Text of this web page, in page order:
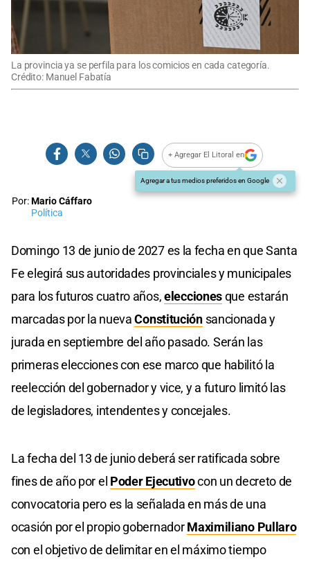
La provincia ya se perfila para los comicios en cada categoría.
Crédito: Manuel Fabatía
+ Agregar El Litoral en
Agregar a tus medios preferidos en Google
Por:Mario Cáffaro
Política
Domingo 13 de junio de 2027 es la fecha en que Santa
Fe elegirá sus autoridades provinciales y municipales
para los futuros cuatro años,eleccionesque estarán
marcadas por la nuevaConstituciónsancionada y
jurada en septiembre del año pasado. Serán las
primeras elecciones con ese marco que habilitó la
reelección del gobernador y vice, y a futuro limitó las
de legisladores, intendentes y concejales.
La fecha del 13 de junio deberá ser ratificada sobre
fines de año por el Poder Ejecutivocon un decreto de
convocatoria pero es la señalada en más de una
ocasión por el propio gobernadorMaximiliano Pullaro
con el objetivo de delimitar en el máximo tiempo